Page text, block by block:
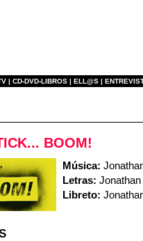
| CD-DVD-LIBROS | ELL@S |
BOOM!
Música:
Letras:
Libreto: